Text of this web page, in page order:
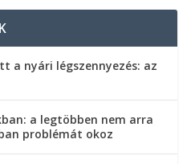
a nyári légszennyezés: az
a legtöbben nem arra
problémát okoz